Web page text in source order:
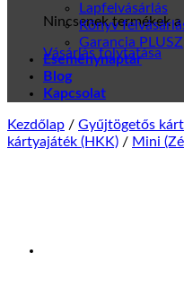
Nincsenek termékek
Vásárlás folytatása
Lapfelvásárlás
Könyv
Garancia PLUSZ
Eseménynaptár
Blog
Kapcsolat
Kezdőlap / Gyűjtögetős
kártyajáték (HKK) / Mini